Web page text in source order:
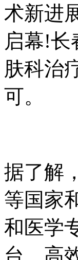
术新进
启幕!
肤科治
可。
据了解
等国家
和医学
台、高